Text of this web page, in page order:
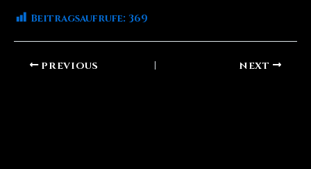
Beitragsaufrufe: 369
PREVIOUS NEXT